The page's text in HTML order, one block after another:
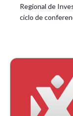
Regional de
ciclo de